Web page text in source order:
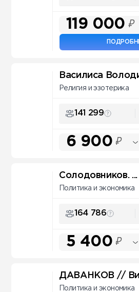
119 000 ₽
Василиса
Религия и эзотерика
141 299
6 900 ₽
Солодовников. ...
Политика и экономика
164 786
5 400 ₽
ДАВАНКОВ //
Политика и экономика